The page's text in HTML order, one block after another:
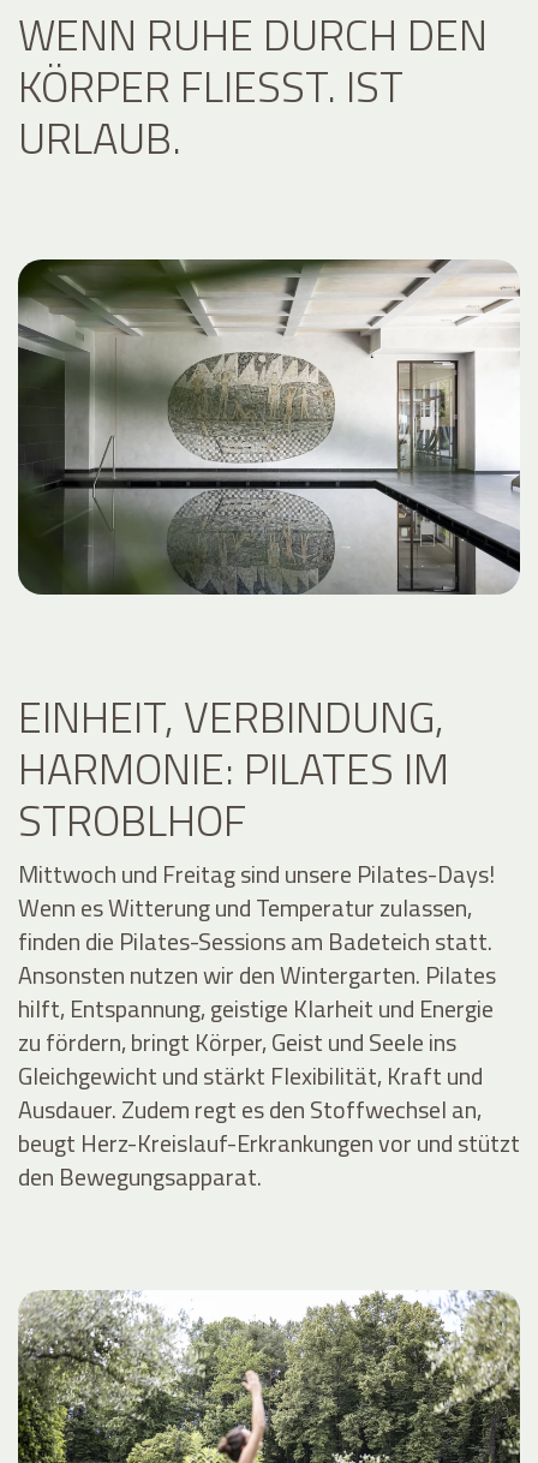
WENN RUHE DURCH DEN
KÖRPER FLIESST. IST U
RLAUB.
EINHEIT, VERBINDUNG,
HARMONIE: PILATES IM
STROBLHOF
Mittwoch und Freitag sind unsere Pilates-Days!
Wenn es Witterung und Temperatur zulassen,
finden die Pilates-Sessions am Badeteich statt.
Ansonsten nutzen wir den Wintergarten. Pilates
hilft, Entspannung, geistige Klarheit und Energie
zu fördern, bringt Körper, Geist und Seele ins
Gleichgewicht und stärkt Flexibilität, Kraft und
Ausdauer. Zudem regt es den Stoffwechsel an,
beugt Herz-Kreislauf-Erkrankungen vor und stützt
den Bewegungsapparat.